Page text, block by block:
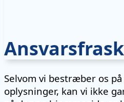
Selvom vi bestræber os
oplysninger, kan vi ikke